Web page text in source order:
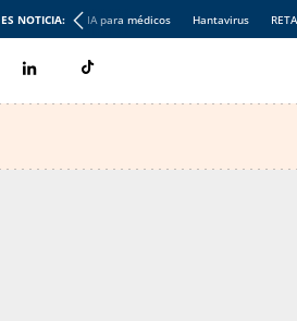
ES NOTICIA: IA para médicos Hantavirus RETA